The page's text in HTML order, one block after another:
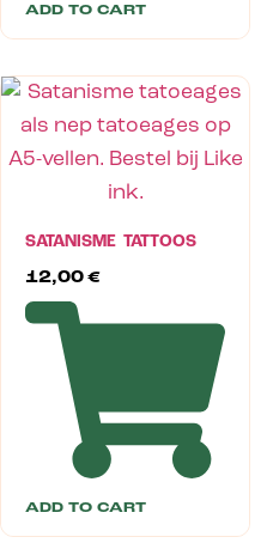
ADD TO CART
SATANISME TATTOOS
12,00 €
ADD TO CART